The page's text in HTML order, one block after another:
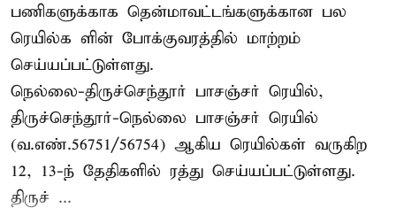
பணிகளுக்காக தென்மாவட்டங்களுக்கான பல
ரெயில்க ளின் போக்குவரத்தில் மாற்றம்
செய்யப்பட்டுள்ளது.
நெல்லை-திருச்செந்தூர் பாசஞ்சர் ரெயில்,
திருச்செந்தூர்-நெல்லை பாசஞ்சர் ரெயில்
(வ.எண்.56751/56754) ஆகிய ரெயில்கள் வருகிற
12, 13-ந் தேதிகளில் ரத்து செய்யப்பட்டுள்ளது.
திருச் ...